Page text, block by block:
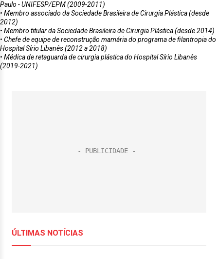
Paulo - UNIFESP/EPM (2009-2011)
• Membro associado da Sociedade Brasileira de Cirurgia Plástica (desde
2012)
• Membro titular da Sociedade Brasileira de Cirurgia Plástica (desde 2014)
• Chefe de equipe de reconstrução mamária do programa de filantropia do
Hospital Sírio Libanês (2012 a 2018)
• Médica de retaguarda de cirurgia plástica do Hospital Sírio Libanês
(2019-2021)